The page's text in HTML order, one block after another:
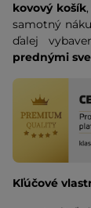
kovový košík
samotný
ďalej
prednými
Kľúčové